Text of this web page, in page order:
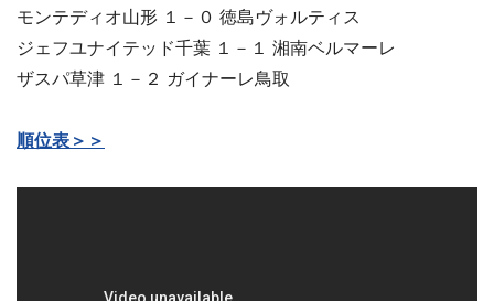
モンテディオ山形 １－０ 徳島ヴォルティス
ジェフユナイテッド千葉 １－１ 湘南ベルマーレ
ザスパ草津 １－２ ガイナーレ鳥取
順位表＞＞